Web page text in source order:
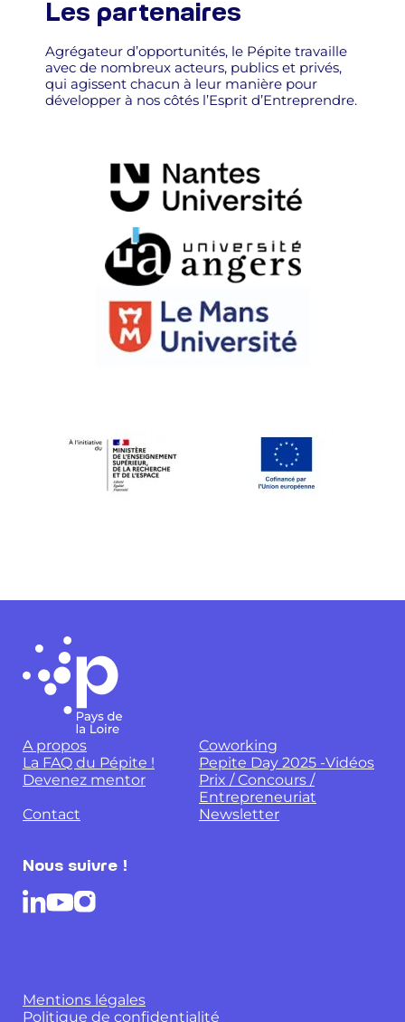
Les partenaires
Agrégateur d’opportunités, le Pépite travaille
avec de nombreux acteurs, publics et privés,
qui agissent chacun à leur manière pour
développer à nos côtés l’Esprit d’Entreprendre.
A propos
Coworking
La FAQ du Pépite !
Pepite Day 2025 -Vidéos
Devenez mentor
Prix / Concours /
Entrepreneuriat
Contact
Newsletter
Nous suivre !
Mentions légales
Politique de confidentialité